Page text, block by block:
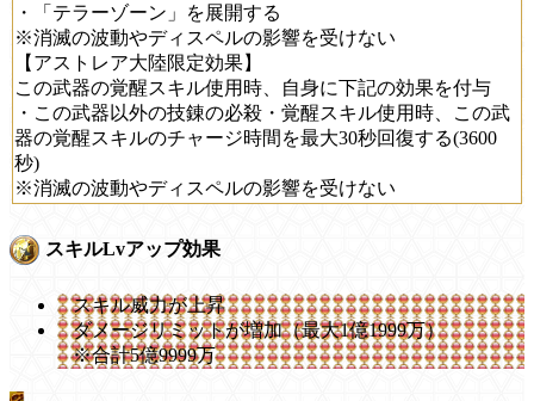
・「テラーゾーン」を展開する
※消滅の波動やディスペルの影響を受けない
【アストレア大陸限定効果】
この武器の覚醒スキル使用時、自身に下記の効果を付与
・この武器以外の技錬の必殺・覚醒スキル使用時、この武
器の覚醒スキルのチャージ時間を最大30秒回復する(3600
秒)
※消滅の波動やディスペルの影響を受けない
スキルLvアップ効果
スキル威力が上昇
ダメージリミットが増加（最大1億1999万）
※合計5億9999万